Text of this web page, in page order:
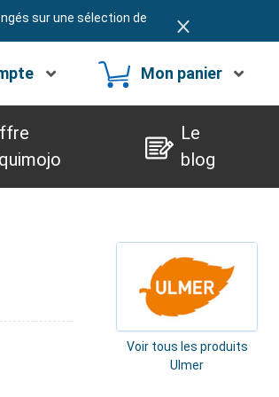
sur une sélection de
Mon panier
Le
blog
Voir tous les produits
Ulmer